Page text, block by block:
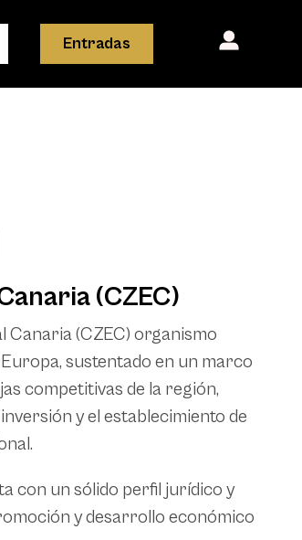
Entradas
(CZEC)
Canaria (CZEC) organismo
sustentado en un marco
competitivas de la región,
y el establecimiento de
con un sólido perfil jurídico y
y desarrollo económico